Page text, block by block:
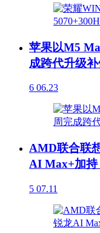
苹果以M5
成跨代升级
6 06.23
AMD联合联
AI Max+加持
5 07.11